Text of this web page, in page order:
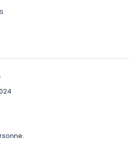
et repartez avec un souvenir fait
votre place !